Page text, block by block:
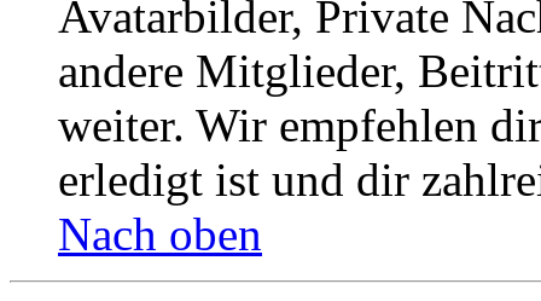
Avatarbilder, Private
andere Mitglieder,
weiter. Wir empfehlen
erledigt ist und dir
Nach oben